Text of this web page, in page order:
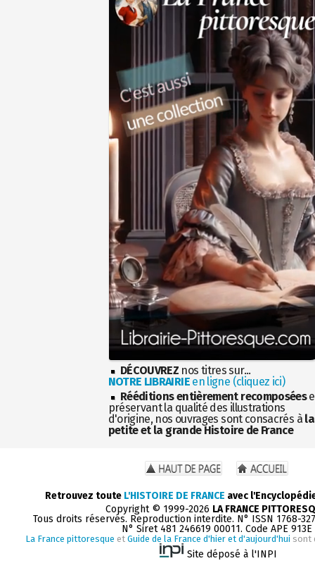
DÉCOUVREZ nos titres sur...
NOTRE LIBRAIRIEen ligne (cliquez ici)
Rééditions entièrement recomposées
préservant la qualité des illustrations
d'origine, nos ouvrages sont consacrés à la
petite et la grande Histoire de France
Retrouvez toute L'HISTOIRE DE FRANCE avec
Copyright © 1999-2026 LA FRANCE
Tous droits réservés. Reproduction interdite. N° ISSN 1768-
N° Siret 481 246619 00011. Code APE 913E
La France pittoresque et Guide de la France d'hier et d'aujourd'hui sont
Site déposé à l'INPI